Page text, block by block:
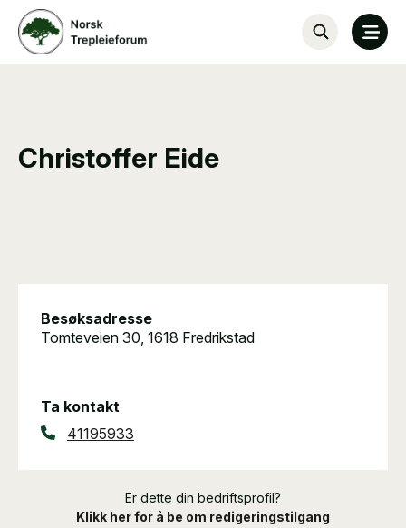
Christoffer Eide
Besøksadresse
Tomteveien 30, 1618 Fredrikstad
Ta kontakt
41195933
Er dette din bedriftsprofil?
Klikk her for å be om redigeringstilgang